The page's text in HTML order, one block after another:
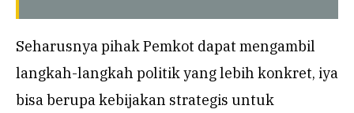
Seharusnya pihak Pemkot dapat mengambil
langkah-langkah politik yang lebih konkret, iya
bisa berupa kebijakan strategis untuk